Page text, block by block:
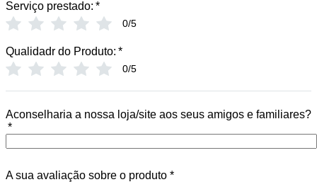
Serviço prestado: *
0/5
Qualidadr do Produto: *
0/5
Aconselharia a nossa loja/site aos seus amigos e familiares?
*
A sua avaliação sobre o produto *